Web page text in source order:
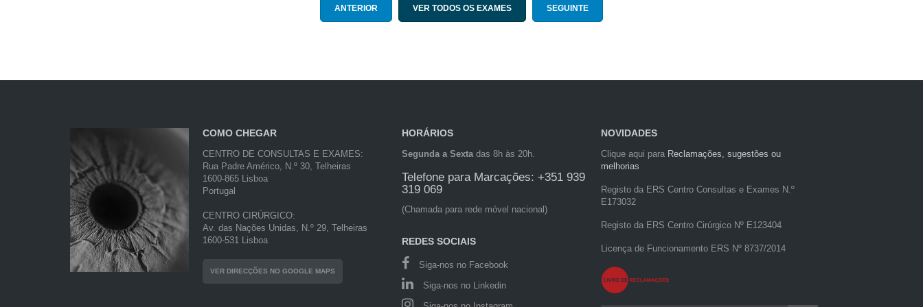
ANTERIOR VER TODOS OS EXAMES SEGUINTE
COMO CHEGAR
CENTRO DE CONSULTAS E EXAMES:
Rua Padre Américo, N.º 30, Telheiras
1600-865 Lisboa
Portugal
CENTRO CIRÚRGICO:
Av. das Nações Unidas, N.º 29, Telheiras
1600-531 Lisboa
VER DIRECÇÕES NO GOOGLE MAPS
HORÁRIOS
Segunda a Sextadas 8h às 20h.
Telefone para Marcações: +351 939
319 069
(Chamada para rede móvel nacional)
REDES SOCIAIS
Siga-nos no Facebook
Siga-nos no Linkedin
NOVIDADES
Clique aqui para Reclamações, sugestões ou
melhorias
Registo da ERS Centro Consultas e Exames N.º
E173032
Registo da ERS Centro Cirúrgico Nº E123404
Licença de Funcionamento ERS Nº 8737/2014